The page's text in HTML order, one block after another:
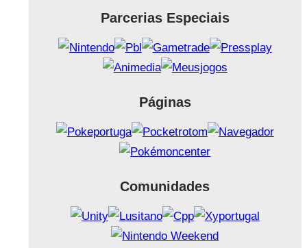
Parcerias Especiais
Páginas
Comunidades